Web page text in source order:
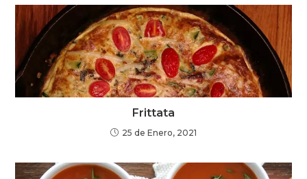
Frittata
25 de Enero, 2021